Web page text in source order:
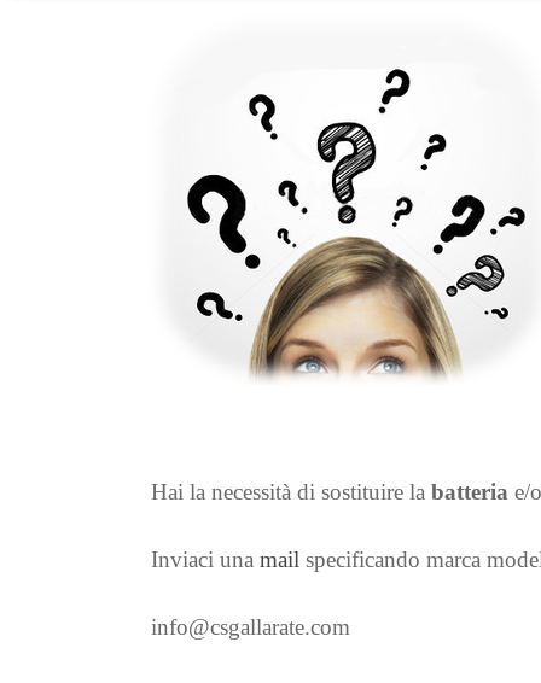
Hai la necessità di sostituire la batteria e/
Inviaci una mail specificando marca
info@csgallarate.com